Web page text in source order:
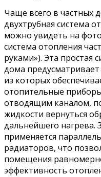
Чаще всего в частных
двухтрубная система
можно увидеть на
система отопления
руками»). Эта простая
дома
из которых
отопительные
отводящим каналом,
жидкости вернуться
дальнейшего нагрева.
применяется
радиаторов, что
помещения
эффективность